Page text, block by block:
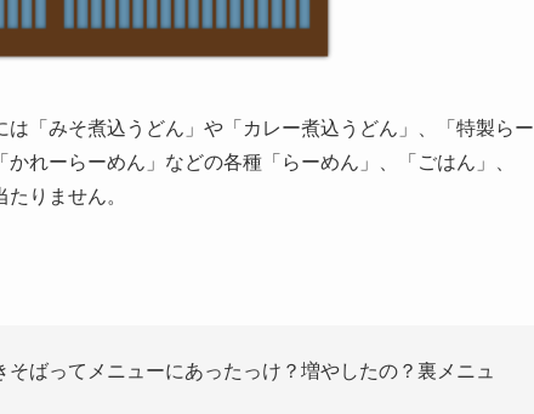
「みそ煮込うどん」や「カレー煮込うどん」、「特製らー
れーらーめん」などの各種「らーめん」、「ごはん」、
りません。
ばってメニューにあったっけ？増やしたの？裏メニュ